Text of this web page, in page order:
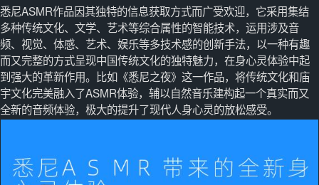
悉尼ASMR作品因其独特的信息获取方式而广受欢迎，它采用集结
多种传统文化、文学、艺术等综合属性的智能技术，运用涉及音
频、视觉、体感、艺术、娱乐等多技术感的创新手法，以一种有趣
而又完整的方式呈现中国传统文化的独特魅力，在身心灵体验中起
到强大的革新作用。比如《悉尼之夜》这一作品，将传统文化和庙
宇文化完美融入了ASMR体验，辅以自然音乐建构起一个真实而又
全新的音频体验，极大的提升了现代人身心灵的放松感受。